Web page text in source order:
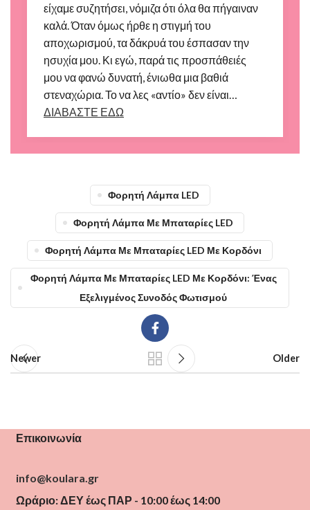
είχαμε συζητήσει, νόμιζα ότι όλα θα πήγαιναν
καλά. Όταν όμως ήρθε η στιγμή του
αποχωρισμού, τα δάκρυά του έσπασαν την
ησυχία μου. Κι εγώ, παρά τις προσπάθειές
μου να φανώ δυνατή, ένιωθα μια βαθιά
στεναχώρια. Το να λες «αντίο» δεν είναι…
ΔΙΑΒΑΣΤΕ ΕΔΩ
Φορητή Λάμπα LED
Φορητή Λάμπα Με Μπαταρίες LED
Φορητή Λάμπα Με Μπαταρίες LED Με Κορδόνι
Φορητή Λάμπα Με Μπαταρίες LED Με Κορδόνι: Ένας
Εξελιγμένος Συνοδός Φωτισμού
Newer Older
Επικοινωνία
info@koulara.gr
Ωράριο: ΔΕΥ έως ΠΑΡ - 10:00 έως 14:00